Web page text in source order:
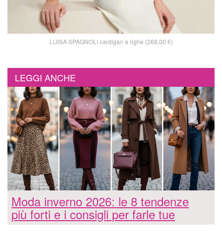
LUISA SPAGNOLI cardigan a righe (268,00 €)
LEGGI ANCHE
Moda inverno 2026: le 8 tendenze
più forti e i consigli per farle tue